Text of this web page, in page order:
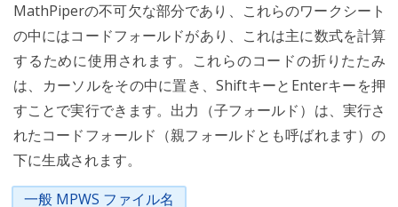
MathPiperの不可欠な部分であり、これらのワークシート
の中にはコードフォールドがあり、これは主に数式を計算
するために使用されます。これらのコードの折りたたみ
は、カーソルをその中に置き、ShiftキーとEnterキーを押
すことで実行できます。出力（子フォールド）は、実行さ
れたコードフォールド（親フォールドとも呼ばれます）の
下に生成されます。
一般 MPWS ファイル名